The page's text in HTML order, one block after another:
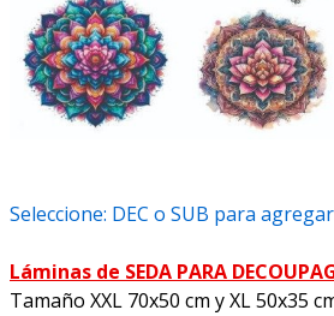
Seleccione: DEC o SUB para
Láminas de SEDA PARA
Tamaño XXL 70x50 cm y XL 50x35